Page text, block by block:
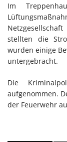
Im
stellten die
wurden einige
untergebracht.
Die
aufgenommen.
der Feuerwehr